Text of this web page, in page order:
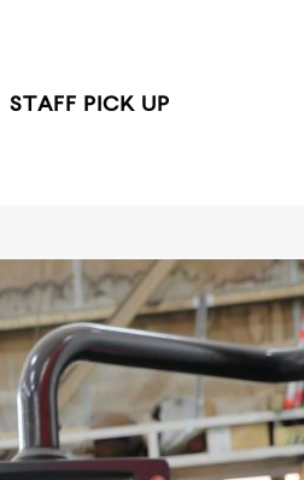
STAFF PICK UP